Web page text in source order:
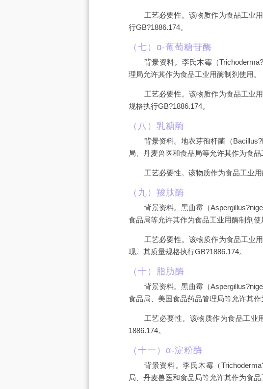
工艺必要性。该物质作为食品工业
行GB?1886.174。
（七）α-葡萄糖苷酶
背景资料。李氏木霉（
理局允许其作为食品工业用酶制剂使用。
工艺必要性。该物质作为食品工业
规格执行GB?1886.174。
（八）乳糖酶
背景资料。地衣芽孢杆菌（
局、丹麦兽医和食品局等允许其作为食品
工艺必要性。该物质作为食品工业
（九）羧肽酶
背景资料。黑曲霉（
食品局等允许其作为食品工业用酶制剂使
工艺必要性。该物质作为食品工业
现。其质量规格执行GB?1886.174。
（十）脂肪酶
背景资料。黑曲霉（
食品局、美国食品药品管理局等允许其作
工艺必要性。该物质作为食品工业
1886.174。
（十一）α-淀粉酶
背景资料。李氏木霉（
局、丹麦兽医和食品局等允许其作为食品